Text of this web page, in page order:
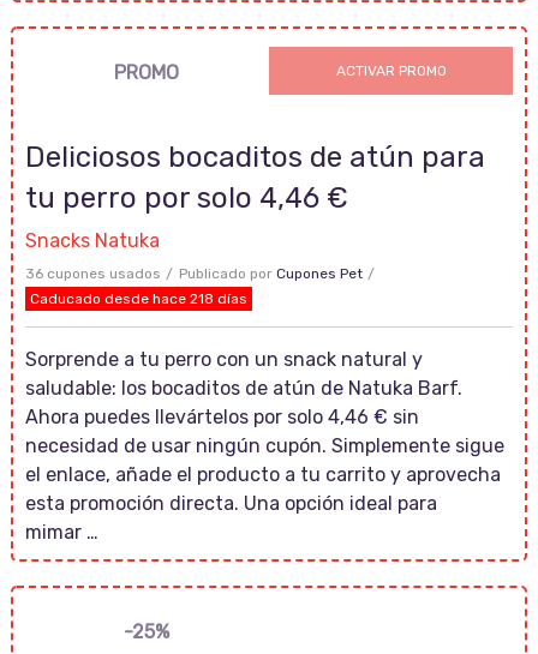
PROMO ACTIVAR PROMO
Deliciosos bocaditos de atún para
tu perro por solo 4,46 €
Snacks Natuka
36 cupones usados Publicado por Cupones Pet
Caducado desde hace 218 días
Sorprende a tu perro con un snack natural y
saludable: los bocaditos de atún de Natuka Barf.
Ahora puedes llevártelos por solo 4,46 € sin
necesidad de usar ningún cupón. Simplemente sigue
el enlace, añade el producto a tu carrito y aprovecha
esta promoción directa. Una opción ideal para
mimar …
-25%